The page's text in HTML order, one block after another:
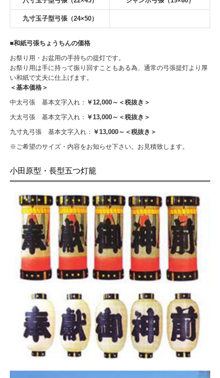
九寸玉子型弓張（24×50）
■和紙弓張ちょうちんの価格
お祭り用・お盆用の手持ちの提灯です。
お祭り用は手に持って振り回すこともある為、通常の弓張提灯より厚
い和紙で丈夫に仕上げます。
＜基本価格＞
中太弓張 基本文字入れ： ￥12,000～＜税抜き＞
大太弓張 基本文字入れ： ￥13,000～＜税抜き＞
九寸丸弓張 基本文字入れ： ￥13,000～＜税抜き＞
※ご希望のサイズ・内容をお知らせ下さい。お見積致します。
小田原型・長型五つ灯籠